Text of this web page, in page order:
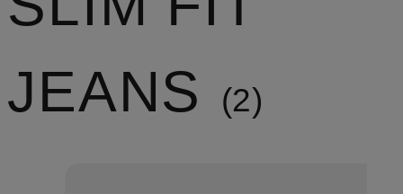
JEANS
2